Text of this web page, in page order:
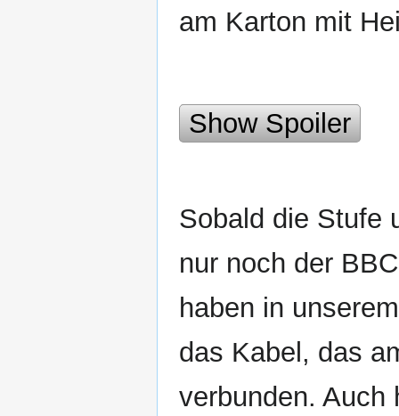
am Karton mit
Show Spoiler
Sobald die Stufe
nur noch der
haben in
das Kabel, das
verbunden. Auch